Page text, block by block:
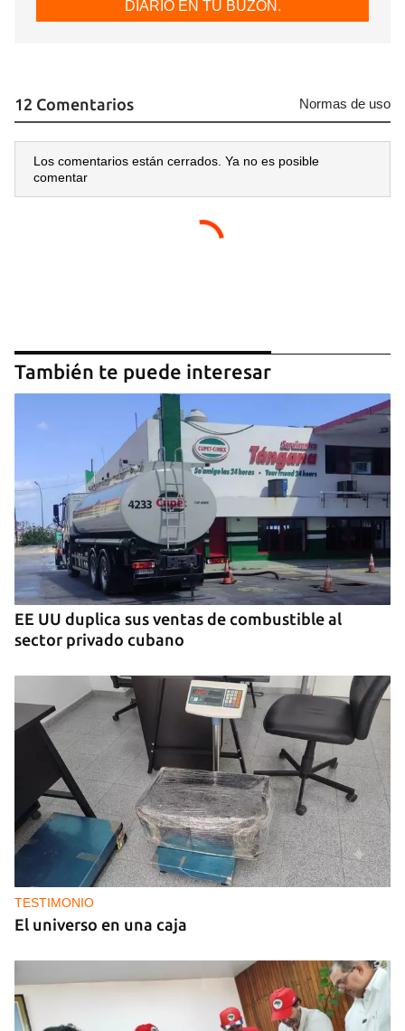
DIARIO EN TU BUZÓN.
12 Comentarios Normas de uso
Los comentarios están cerrados. Ya no es posible
comentar
También te puede interesar
EE UU duplica sus ventas de combustible al
sector privado cubano
TESTIMONIO
El universo en una caja